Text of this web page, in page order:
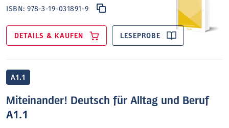
ISBN:978-3-19-031891-9
DETAILS & KAUFEN LESEPROBE
A1.1
Miteinander! Deutsch für Alltag und Beruf
A1.1